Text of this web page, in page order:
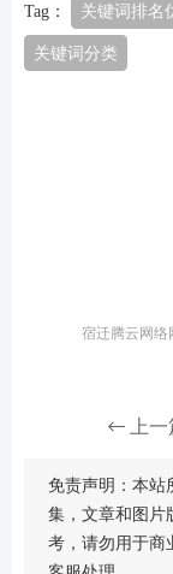
Tag： 关键词排名
关键词分类
宿迁腾云网络
上一
免责声明：本站
集，文章和图片
考，请勿用于商